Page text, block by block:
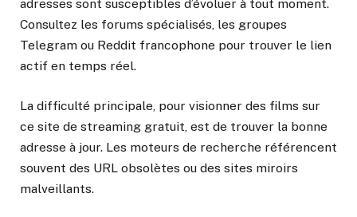
adresses sont susceptibles d’évoluer à tout moment.
Consultez les forums spécialisés, les groupes
Telegram ou Reddit francophone pour trouver le lien
actif en temps réel.
La difficulté principale, pour visionner des films sur
ce site de streaming gratuit, est de trouver la bonne
adresse à jour. Les moteurs de recherche référencent
souvent des URL obsolètes ou des sites miroirs
malveillants.